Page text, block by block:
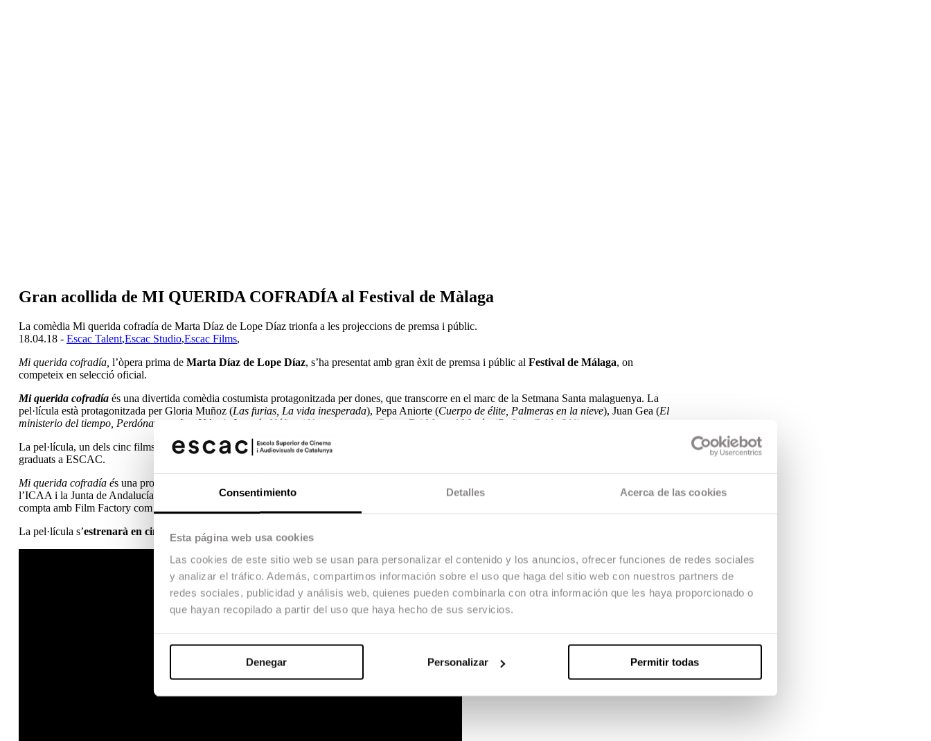
Consentimiento Detalles Acerca de las cookies
Esta página web usa cookies
Las cookies de este sitio web se usan para personalizar el contenido y los anuncios, ofrecer funciones de redes sociales
y analizar el tráfico. Además, compartimos información sobre el uso que haga del sitio web con nuestros partners de
redes sociales, publicidad y análisis web, quienes pueden combinarla con otra información que les haya proporcionado o
que hayan recopilado a partir del uso que haya hecho de sus servicios.
Denegar Personalizar Permitir todas
Gran acollida de MI QUERIDA COFRADÍA al Festival de Màlaga
La comèdia Mi querida cofradía de Marta Díaz de Lope Díaz trionfa a les projeccions de premsa i públic.
18.04.18 - Escac Talent,Escac Studio,Escac Films,
Mi querida cofradía, l’òpera prima de Marta Díaz de Lope Díaz, s’ha presentat amb gran èxit de premsa i públic al Festival de Málaga, on
competeix en selecció oficial.
Mi querida cofradía és una divertida comèdia costumista protagonitzada per dones, que transcorre en el marc de la Setmana Santa malaguenya. La
pel·lícula està protagonitzada per Gloria Muñoz (Las furias, La vida inesperada), Pepa Aniorte (Cuerpo de élite, Palmeras en la nieve), Juan Gea (El
ministerio del tiempo, Perdóname señor, Velvet ), Joaquín Núñez ( Ahora o nunca, Grupo 7) i Manuel Morón (7 años, Celda 211).
La pel·lícula, un dels cinc films desenvolupats i produïts en el marc del Projecte Òpera Prima, compta amb un equip tècnic integrat principalment per
graduats a ESCAC.
Mi querida cofradía és una producció d’Escac Films en coproducció amb La Zanfoña Producciones i Sacromonte Films, i compta amb el suport de
l’ICAA i la Junta de Andalucía, la participació de RTVE, Canal Sur i Movistar+. La pel·lícula està distribuïda a Espanya per Acontracorriente Films i
compta amb Film Factory com a agent de vendes internacional.
La pel·lícula s’estrenarà en cinemes el 4 de maig.